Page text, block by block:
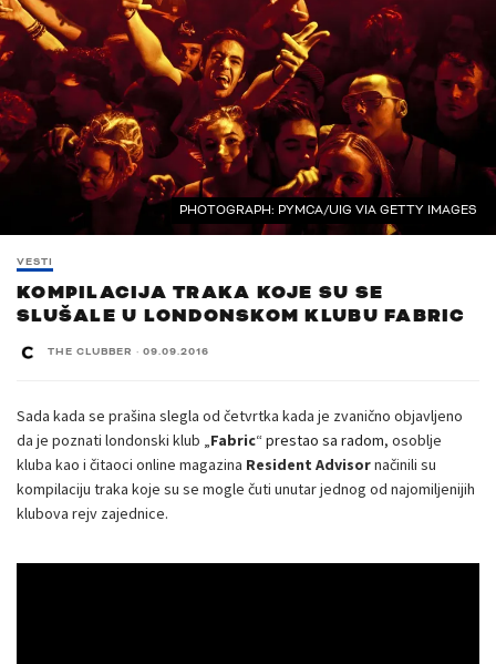
PHOTOGRAPH: PYMCA/UIG VIA GETTY IMAGES
VESTI
KOMPILACIJA TRAKA KOJE SU SE
SLUŠALE U LONDONSKOM KLUBU FABRIC
THE CLUBBER · 09.09.2016
Sada kada se prašina slegla od četvrtka kada je zvanično objavljeno
da je poznati londonski klub „Fabric“ prestao sa radom, osoblje
kluba kao i čitaoci online magazina Resident Advisornačinili su
kompilaciju traka koje su se mogle čuti unutar jednog od najomiljenijih
klubova rejv zajednice.